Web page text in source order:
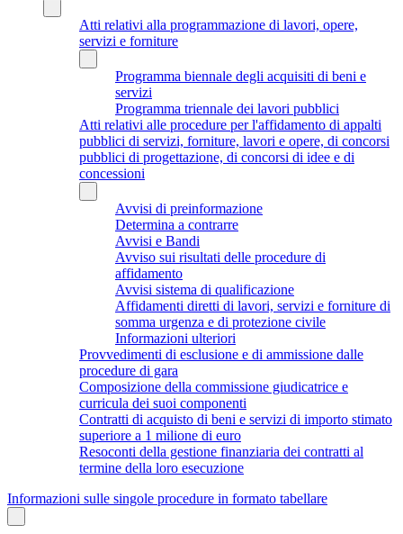
Atti relativi alla programmazione di lavori, opere,
servizi e forniture
Programma biennale degli acquisiti di beni e
servizi
Programma triennale dei lavori pubblici
Atti relativi alle procedure per l'affidamento di appalti
pubblici di servizi, forniture, lavori e opere, di concorsi
pubblici di progettazione, di concorsi di idee e di
concessioni
Avvisi di preinformazione
Determina a contrarre
Avvisi e Bandi
Avviso sui risultati delle procedure di
affidamento
Avvisi sistema di qualificazione
Affidamenti diretti di lavori, servizi e forniture di
somma urgenza e di protezione civile
Informazioni ulteriori
Provvedimenti di esclusione e di ammissione dalle
procedure di gara
Composizione della commissione giudicatrice e
curricula dei suoi componenti
Contratti di acquisto di beni e servizi di importo stimato
superiore a 1 milione di euro
Resoconti della gestione finanziaria dei contratti al
termine della loro esecuzione
Informazioni sulle singole procedure in formato tabellare